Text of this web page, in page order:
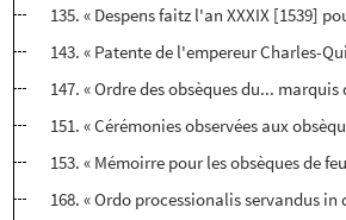
135. « Despens faitz l'an XXXIX [1539]
143. « Patente de l'empereur Charles-
147. « Ordre des obsèques du...
151. « Cérémonies observées aux
153. « Mémoirre pour les obsèques de
168. « Ordo processionalis servandus